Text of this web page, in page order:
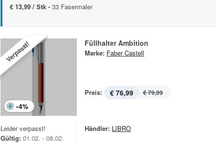
€ 13,99 / Stk - 33 Fasermaler
Verpasst!
-4%
Füllhalter Ambition
Marke: Faber Castell
Preis: € 76,99 € 79,99
Leider verpasst!
Gültig: 01.02. - 08.02.
Händler: LIBRO